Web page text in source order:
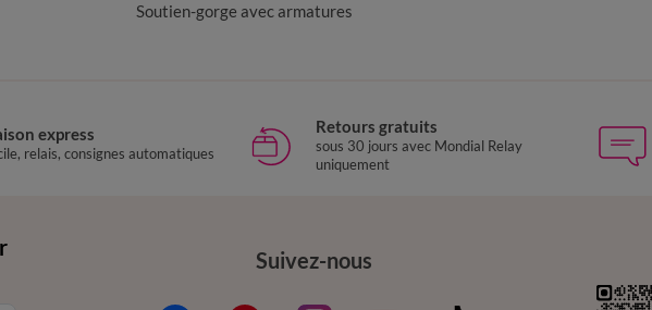
Soutien-gorge avec armatures
express
relais, consignes automatiques
Retours gratuits
sous 30 jours avec Mondial Relay
uniquement
Suivez-nous